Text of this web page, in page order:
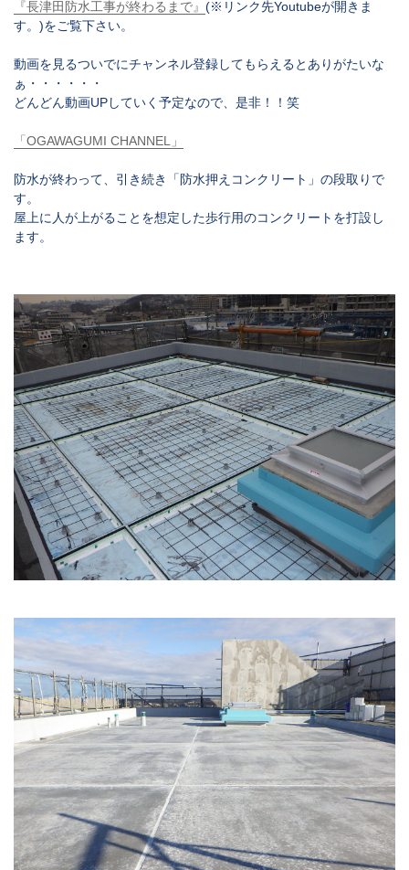
『長津田防水工事が終わるまで』 (※リンク先Youtubeが開きま
す。)をご覧下さい。
動画を見るついでにチャンネル登録してもらえるとありがたいな
ぁ・・・・・・
どんどん動画UPしていく予定なので、是非！！笑
「 OGAWAGUMI CHANNEL 」
防水が終わって、引き続き「防水押えコンクリート」の段取りで
す。
屋上に人が上がることを想定した歩行用のコンクリートを打設し
ます。